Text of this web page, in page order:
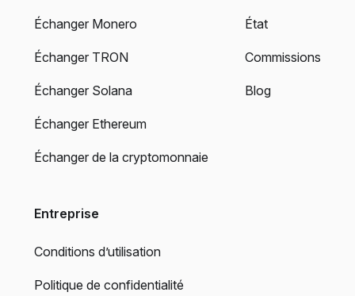
Échanger Monero
Échanger TRON
Échanger Solana
Échanger Ethereum
Échanger de la cryptomonnaie
État
Commissions
Blog
Entreprise
Conditions d’utilisation
Politique de confidentialité